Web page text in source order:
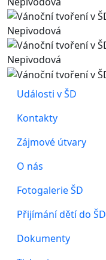
Události v ŠD
Kontakty
Zájmové útvary
O nás
Fotogalerie ŠD
Přijímání dětí do ŠD
Dokumenty